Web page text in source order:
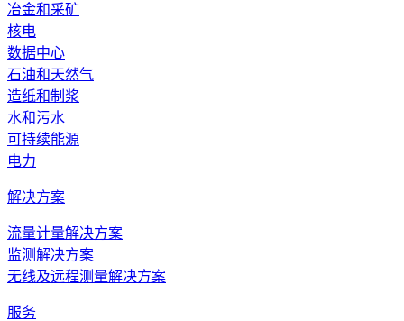
冶金和采矿
核电
数据中心
石油和天然气
造纸和制浆
水和污水
可持续能源
电力
解决方案
流量计量解决方案
监测解决方案
无线及远程测量解决方案
服务